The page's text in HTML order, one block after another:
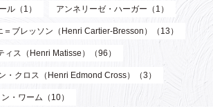
ル（1） アンネリーゼ・ハーガー（1）
＝ブレッソン（Henri Cartier-Bresson）（13）
ィス（Henri Matisse）（96）
・クロス（Henri Edmond Cross）（3）
・ワーム（10）